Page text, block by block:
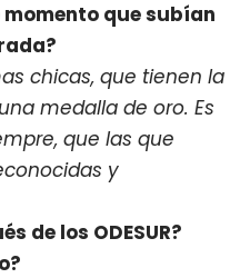
momento que subían
chicas, que tienen la
medalla de oro. Es
que las que
y
de los ODESUR?